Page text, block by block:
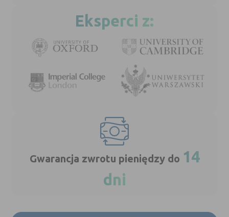
Eksperci z:
Gwarancja zwrotu pieniędzy do 14
dni